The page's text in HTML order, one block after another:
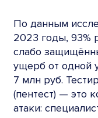
По данным
2023 годы, 93%
слабо
ущерб от одной
7 млн руб.
(пентест) — это
атаки: